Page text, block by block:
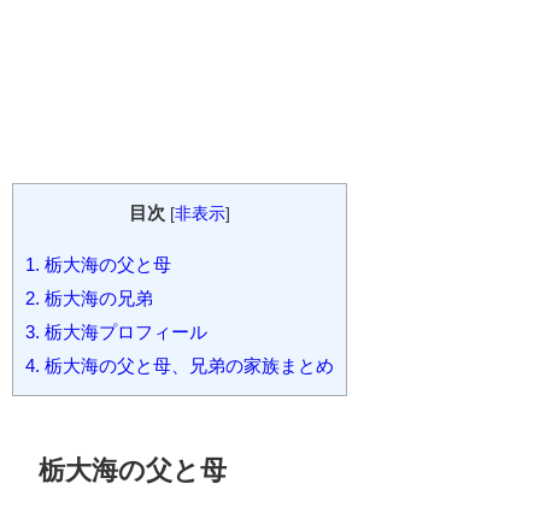
目次 [非表示]
1. 栃大海の父と母
2. 栃大海の兄弟
3. 栃大海プロフィール
4. 栃大海の父と母、兄弟の家族まとめ
栃大海の父と母